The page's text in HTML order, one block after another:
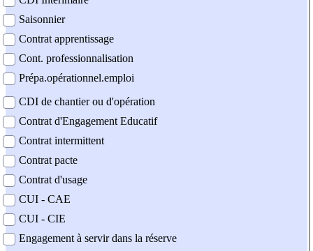
Saisonnier
Contrat apprentissage
Cont. professionnalisation
Prépa.opérationnel.emploi
CDI de chantier ou d'opération
Contrat d'Engagement Educatif
Contrat intermittent
Contrat pacte
Contrat d'usage
CUI - CAE
CUI - CIE
Engagement à servir dans la réserve